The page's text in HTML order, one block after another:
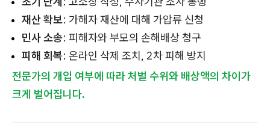
재산 확보: 가해자 재산에 대해 가압류 신청
민사 소송: 피해자와 부모의 손해배상 청구
피해 회복: 온라인 삭제 조치, 2차 피해 방지
전문가의 개입 여부에 따라 처벌 수위와 배상액의 차이가
크게 벌어집니다.